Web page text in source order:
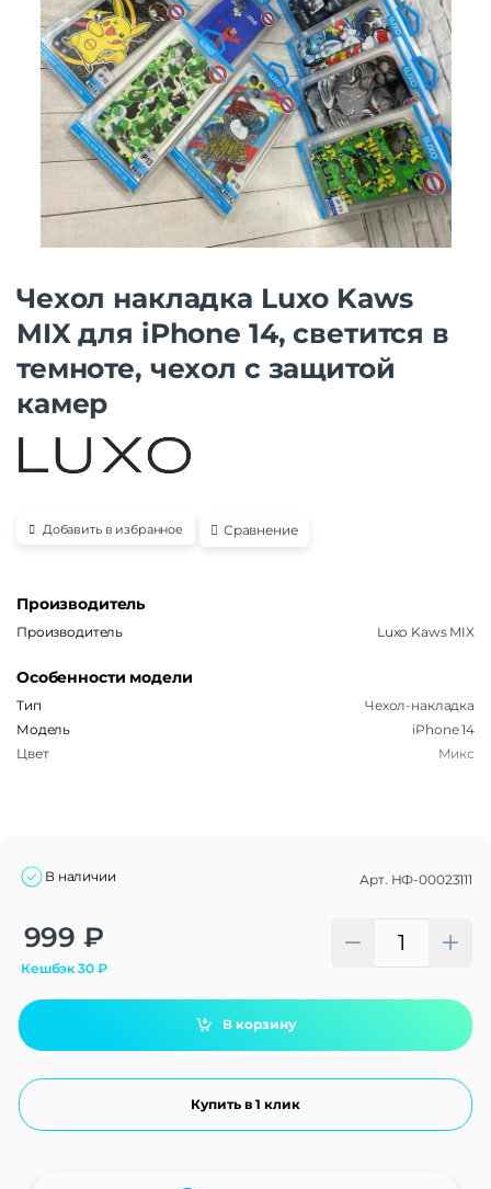
Чехол накладка Luxo Kaws
MIX для iPhone 14, светится в
темноте, чехол с защитой
камер
Добавить в избранное Сравнение
Производитель
Производитель Luxo Kaws MIX
Особенности модели
Тип
Чехол-накладка
Модель
iPhone 14
Цвет
Микс
В наличии Арт. НФ-00023111
999 ₽
Кешбэк30₽
В корзину
Купить в 1 клик
Alternative: